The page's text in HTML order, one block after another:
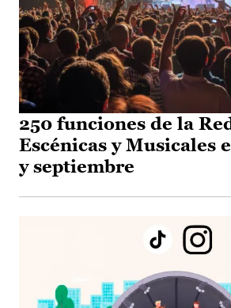
250 funciones de la
Escénicas y Musicales
y septiembre